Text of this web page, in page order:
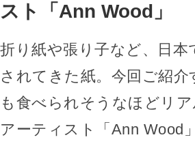
スト「Ann Wood」
折り紙や張り子など、日
されてきた紙。今回ご紹
も食べられそうなほどリ
アーティスト「Ann Wood